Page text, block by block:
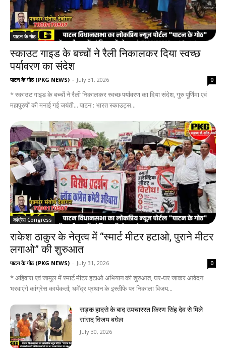
पाटन के गोठ
स्काउट गाइड के बच्चों ने रैली निकालकर दिया स्वच्छ
पर्यावरण का संदेश
पाटन के गोठ (PKG NEWS) - July 31, 2026 0
* स्काउट गाइड के बच्चों ने रैली निकालकर स्वच्छ पर्यावरण का दिया संदेश, गुरु पूर्णिमा एवं
महापुरुषों की मनाई गई जयंती... पाटन : भारत स्काउट्स...
कांग्रेस Congress
राकेश ठाकुर के नेतृत्व में “स्मार्ट मीटर हटाओ, पुराने मीटर
लगाओ” की शुरुआत
पाटन के गोठ (PKG NEWS) - July 31, 2026 0
* अहिवारा एवं जामुल में स्मार्ट मीटर हटाओ अभियान की शुरुआत, घर-घर जाकर आवेदन
भरवाएंगे कांग्रेस कार्यकर्ता; धर्मेंद्र प्रधान के इस्तीफे पर निकाला विजय...
सड़क हादसे के बाद उपचाररत किरण सिंह देव से मिले
सांसद विजय बघेल
July 30, 2026